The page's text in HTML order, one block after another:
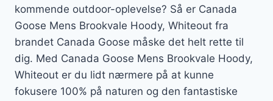
kommende outdoor-oplevelse? Så er Canada
Goose Mens Brookvale Hoody, Whiteout fra
brandet Canada Goose måske det helt rette til
dig. Med Canada Goose Mens Brookvale Hoody,
Whiteout er du lidt nærmere på at kunne
fokusere 100% på naturen og den fantastiske